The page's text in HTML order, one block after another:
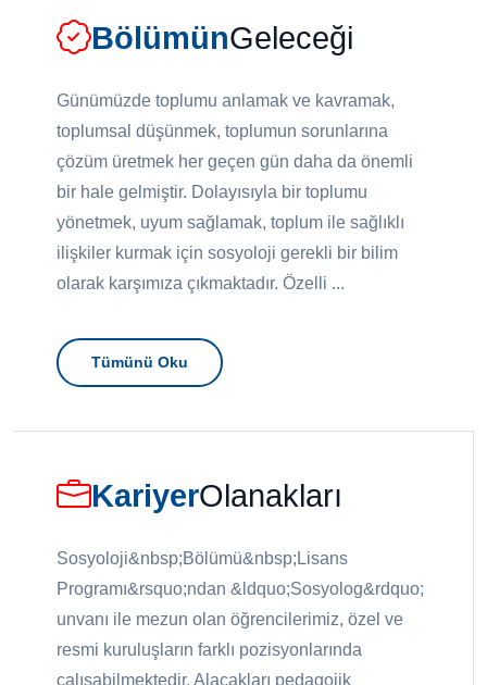
BölümünGeleceği
Günümüzde toplumu anlamak ve kavramak,
toplumsal düşünmek, toplumun sorunlarına
çözüm üretmek her geçen gün daha da önemli
bir hale gelmiştir. Dolayısıyla bir toplumu
yönetmek, uyum sağlamak, toplum ile sağlıklı
ilişkiler kurmak için sosyoloji gerekli bir bilim
olarak karşımıza çıkmaktadır. Özelli ...
Tümünü Oku
KariyerOlanakları
Sosyoloji&nbsp;Bölümü&nbsp;Lisans
Programı&rsquo;ndan &ldquo;Sosyolog&rdquo;
unvanı ile mezun olan öğrencilerimiz, özel ve
resmi kuruluşların farklı pozisyonlarında
çalışabilmektedir. Alacakları pedagojik